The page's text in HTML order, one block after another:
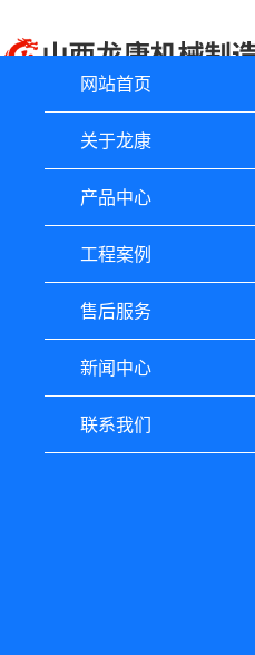
网站首页
关于龙康
产品中心
工程案例
售后服务
新闻中心
联系我们